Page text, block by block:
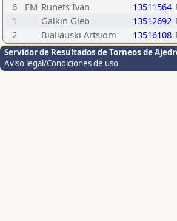
6
FM Runets Ivan 13511564
1
Galkin Gleb 13512692
2
Bialiauski Artsiom 13516108
Servidor de Resultados de Torneos de
Aviso legal/Condiciones de uso